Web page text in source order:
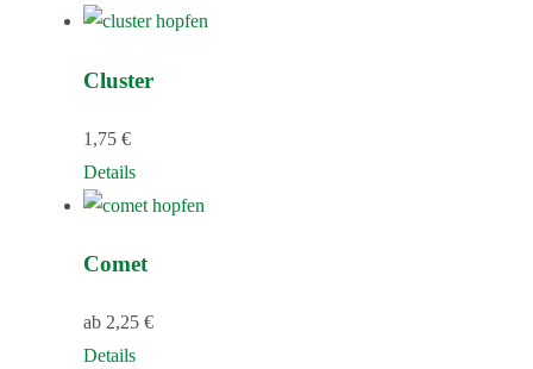
Produkt
mehrere
auf.
Die
können
der
Produktseite
Cluster
1,75 €
Dieses
Produkt
mehrere
Details
Comet
ab 2,25 €
Dieses
Details